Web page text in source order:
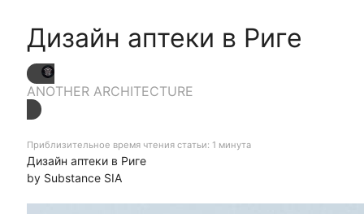
Дизайн аптеки в Риге
ANOTHER ARCHITECTURE
Приблизительное время чтения статьи: 1 минута
Дизайн аптеки в Риге
by Substance SIA